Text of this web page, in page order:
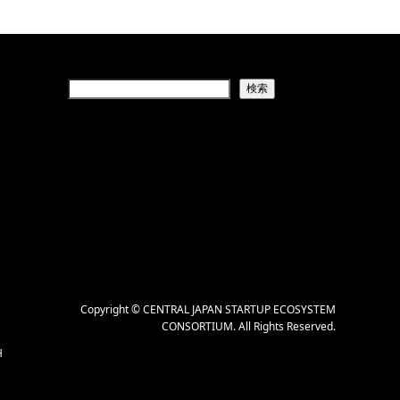
検索
Copyright©CENTRAL JAPAN STARTUP ECOSYSTEM
CONSORTIUM. All Rights Reserved.